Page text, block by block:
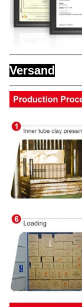
Versand